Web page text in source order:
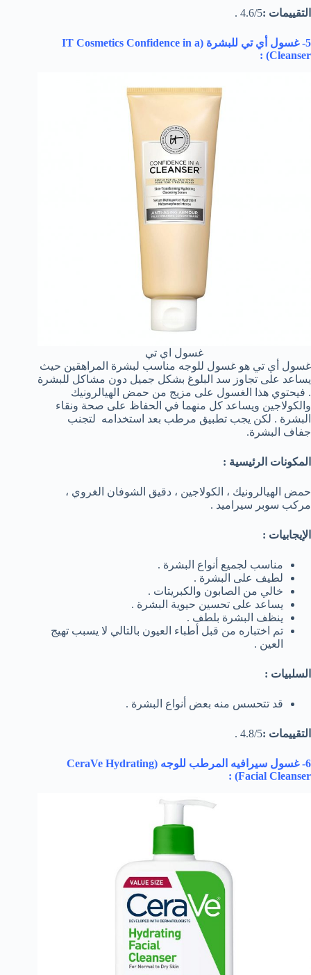
التقييمات :4.6/5 .
5- غسول أي تي للبشرة (
IT Cosmetics Confidence in a
Cleanser
) :
غسول اي تي
غسول أي تي هو غسول للوجه مناسب لبشرة المراهقين حيث
يساعد على تجاوز سد البلوغ بشكل جميل دون مشاكل للبشرة
. فيحتوي هذا الغسول على مزيج من حمض الهيالرونيك
والكولاجين ويساعد كل منهما في الحفاظ على صحة ونقاء
البشرة . لكن يجب تطبيق مرطب بعد استخدامه لتجنب
جفاف البشرة.
المكونات الرئيسية :
حمض الهيالرونيك ، الكولاجين ، دقيق الشوفان الغروي ،
مركب سوبر سيراميد .
الإيجابيات :
مناسب لجميع أنواع البشرة .
لطيف على البشرة .
خالي من الصابون والكبريتات .
يساعد على تحسين حيوية البشرة .
ينظف البشرة بلطف .
تم اختباره من قبل أطباء العيون بالتالي لا يسبب تهيج
العين .
السلبيات :
قد تتحسس منه بعض أنواع البشرة .
التقييمات :4.8/5 .
6- غسول سيرافيه المرطب للوجه (
CeraVe Hydrating
Facial Cleanser
) :